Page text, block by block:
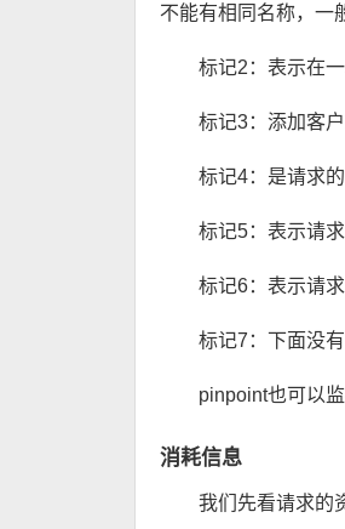
不能有相同名称，一
标记2：表示在
标记3：添加客
标记4：是请求
标记5：表示请
标记6：表示请
标记7：下面没
pinpoint也可以
消耗信息
我们先看请求的